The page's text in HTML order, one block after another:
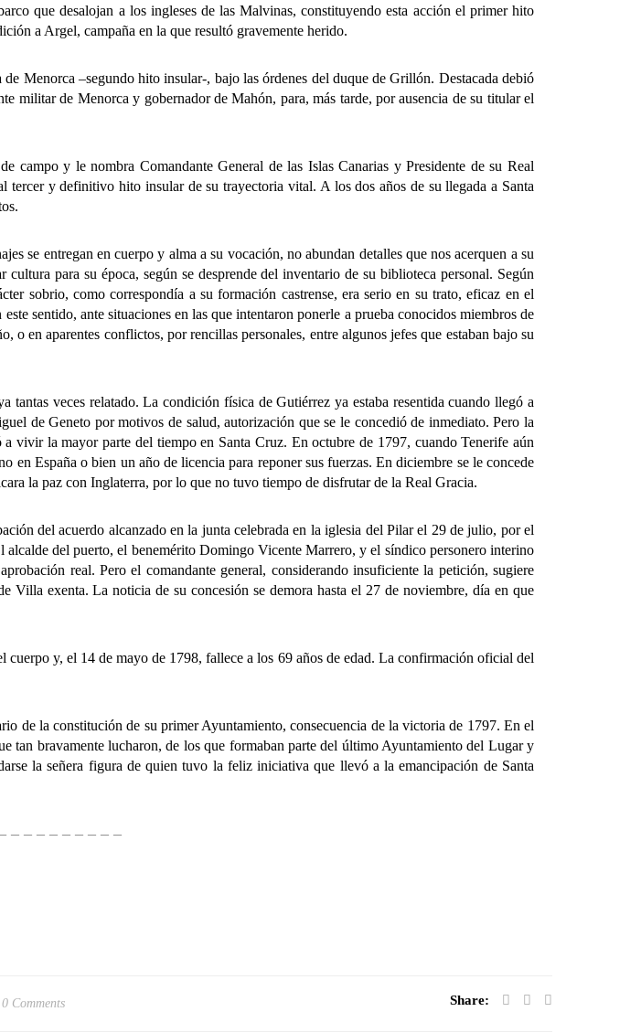
que desalojan a los ingleses de las Malvinas, constituyendo esta acción el primer hito
a Argel, campaña en la que resultó gravemente herido.
–segundo hito insular-, bajo las órdenes del duque de Grillón. Destacada debió
militar de Menorca y gobernador de Mahón, para, más tarde, por ausencia de su titular el
y le nombra Comandante General de las Islas Canarias y Presidente de su Real
y definitivo hito insular de su trayectoria vital. A los dos años de su llegada a Santa
entregan en cuerpo y alma a su vocación, no abundan detalles que nos acerquen a su
para su época, según se desprende del inventario de su biblioteca personal. Según
sobrio, como correspondía a su formación castrense, era serio en su trato, eficaz en el
sentido, ante situaciones en las que intentaron ponerle a prueba conocidos miembros de
en aparentes conflictos, por rencillas personales, entre algunos jefes que estaban bajo su
veces relatado. La condición física de Gutiérrez ya estaba resentida cuando llegó a
de Geneto por motivos de salud, autorización que se le concedió de inmediato. Pero la
vivir la mayor parte del tiempo en Santa Cruz. En octubre de 1797, cuando Tenerife aún
en España o bien un año de licencia para reponer sus fuerzas. En diciembre se le concede
la paz con Inglaterra, por lo que no tuvo tiempo de disfrutar de la Real Gracia.
del acuerdo alcanzado en la junta celebrada en la iglesia del Pilar el 29 de julio, por el
del puerto, el benemérito Domingo Vicente Marrero, y el síndico personero interino
real. Pero el comandante general, considerando insuficiente la petición, sugiere
exenta. La noticia de su concesión se demora hasta el 27 de noviembre, día en que
y, el 14 de mayo de 1798, fallece a los 69 años de edad. La confirmación oficial del
la constitución de su primer Ayuntamiento, consecuencia de la victoria de 1797. En el
tan bravamente lucharon, de los que formaban parte del último Ayuntamiento del Lugar y
la señera figura de quien tuvo la feliz iniciativa que llevó a la emancipación de Santa
– – – – – – – – –
0 Comments Share: